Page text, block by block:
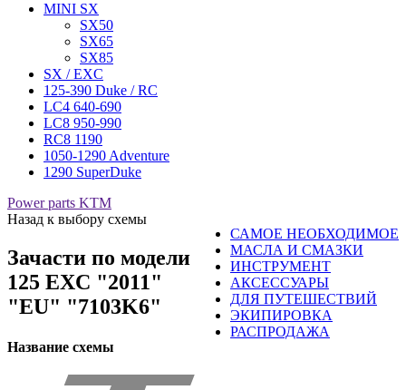
MINI SX
SX50
SX65
SX85
SX / EXC
125-390 Duke / RC
LC4 640-690
LC8 950-990
RC8 1190
1050-1290 Adventure
1290 SuperDuke
Power parts KTM
САМОЕ НЕОБХОДИМОЕ
МАСЛА И СМАЗКИ
ИНСТРУМЕНТ
АКСЕССУАРЫ
ДЛЯ ПУТЕШЕСТВИЙ
ЭКИПИРОВКА
РАСПРОДАЖА
Назад к выбору схемы
Зачасти по модели
125 EXC "2011"
"EU" "7103K6"
Название схемы